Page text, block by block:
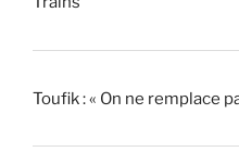
Toufik : « On ne remplace